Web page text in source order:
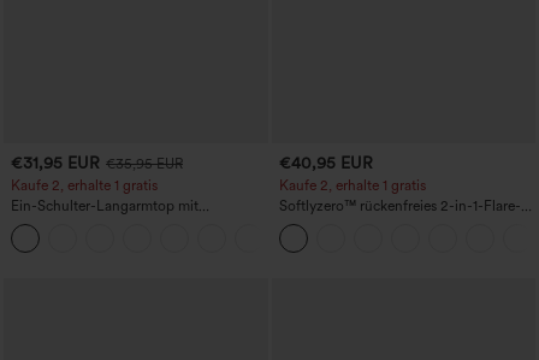
€31,95 EUR €35,95 EUR
Kaufe 2, erhalte 1 gratis
Ein-Schulter-Langarmtop mit
Daumenloch, geschwungener Saum
(High-Low), schnell trocknend – Yoga-
Sporttop mit integriertem BH
€40,95 EUR
Kaufe 2, erhalte 1 gratis
Softlyzero™ rückenfreies 2-in-1-Flare-
Trainingskleid – Wannabe – Easy Peezy